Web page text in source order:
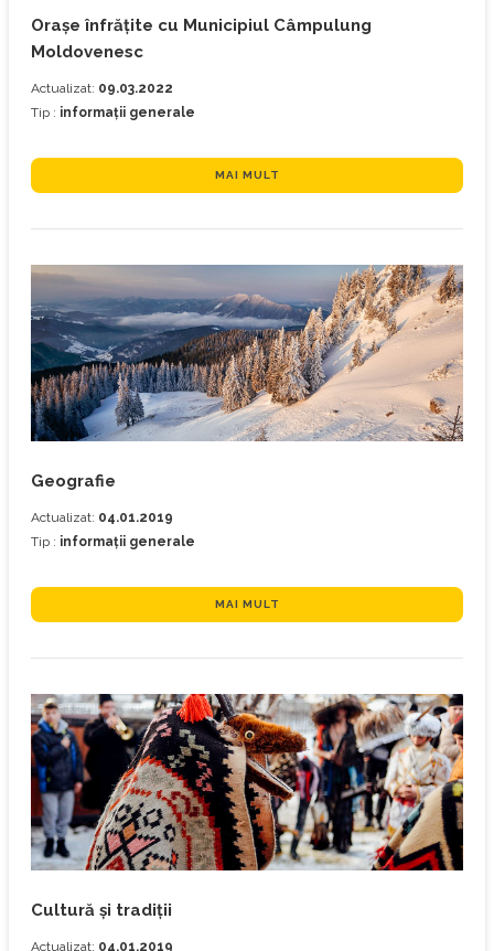
Orașe înfrățite cu Municipiul Câmpulung
Moldovenesc
Actualizat: 09.03.2022
Tip : informații generale
MAI MULT
Geografie
Actualizat: 04.01.2019
Tip : informații generale
MAI MULT
Cultură și tradiții
Actualizat: 04.01.2019